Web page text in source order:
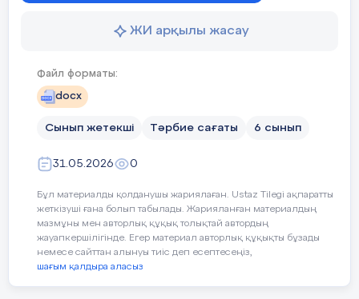
қабылдайды? Неліктен?
Әңгіме аяқталғаннан кейін
қажет.
ЖИ арқылы жасау
Файл форматы:
docx
Сынып жетекші Тәрбие сағаты 6 сынып
31.05.2026 0
Бұл материалды қолданушы жариялаған. Ustaz Tilegi ақпаратты
жеткізуші ғана болып табылады. Жарияланған материалдың
мазмұны мен авторлық құқық толықтай автордың
жауапкершілігінде. Егер материал авторлық құқықты бұзады
немесе сайттан алынуы тиіс деп есептесеңіз,
шағым қалдыра аласыз